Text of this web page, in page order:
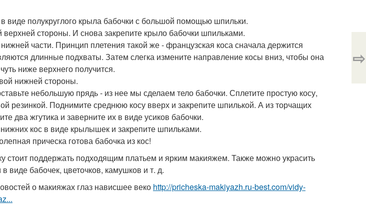
виде полукруглого крыла бабочки с большой помощью шпильки.
верхней стороны. И снова закрепите крыло бабочки шпильками.
части. Принцип плетения такой же - французская коса сначала держится
длинные подхваты. Затем слегка измените направление косы вниз, чтобы она
ниже верхнего получится.
нижней стороны.
небольшую прядь - из нее мы сделаем тело бабочки. Сплетите простую косу,
резинкой. Поднимите среднюю косу вверх и закрепите шпилькой. А из торчащих
два жгутика и заверните их в виде усиков бабочки.
кос в виде крылышек и закрепите шпильками.
прическа готова бабочка из кос!
стоит поддержать подходящим платьем и ярким макияжем. Также можно украсить
виде бабочек, цветочков, камушков и т. д.
о макияжах глаз нависшее веко http://pricheska-makiyazh.ru-best.com/vidy-
⇨